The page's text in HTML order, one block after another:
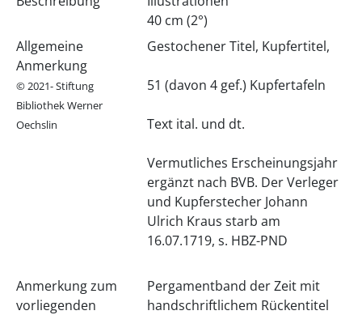
40 cm (2°)
Allgemeine
Anmerkung
© 2021- Stiftung
Bibliothek Werner
Oechslin
Gestochener Titel, Kupfertitel,
51 (davon 4 gef.) Kupfertafeln
Text ital. und dt.
Vermutliches Erscheinungsjahr
ergänzt nach BVB. Der Verleger
und Kupferstecher Johann
Ulrich Kraus starb am
16.07.1719, s. HBZ-PND
Anmerkung zum
vorliegenden
Pergamentband der Zeit mit
handschriftlichem Rückentitel